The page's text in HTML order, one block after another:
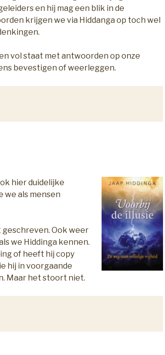
en hij mag een blik in de
krijgen we via Hiddanga op toch wel
vol staat met antwoorden op onze
bevestigen of weerleggen.
hier duidelijke
we als mensen
geschreven. Ook weer
we Hiddinga kennen.
of heeft hij copy
hij in voorgaande
Maar het stoort niet.